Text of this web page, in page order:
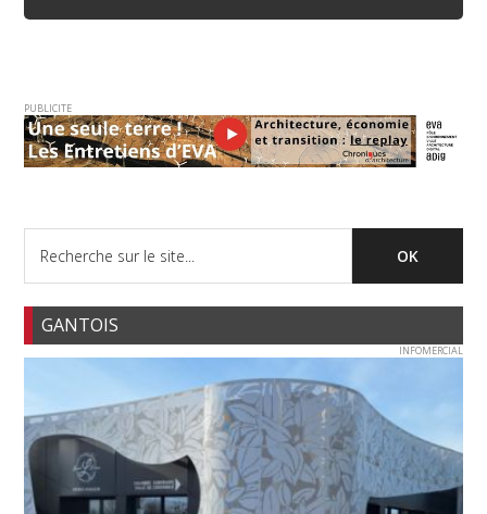
PUBLICITE
GANTOIS
INFOMERCIAL